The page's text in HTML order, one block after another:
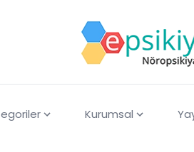
Kurumsal